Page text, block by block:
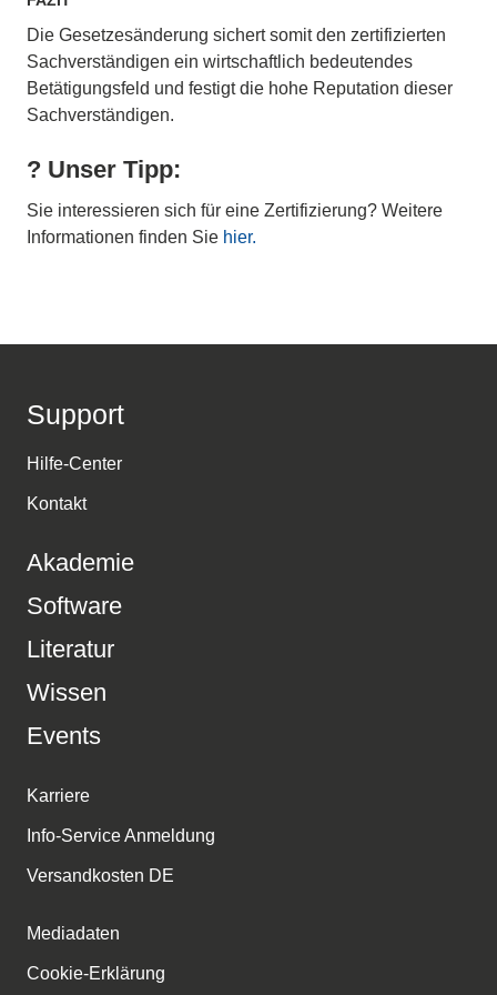
Die Gesetzesänderung sichert somit den zertifizierten
Sachverständigen ein wirtschaftlich bedeutendes
Betätigungsfeld und festigt die hohe Reputation dieser
Sachverständigen.
? Unser Tipp:
Sie interessieren sich für eine Zertifizierung? Weitere
Informationen finden Sie hier.
Support
Hilfe-Center
Kontakt
Akademie
Software
Literatur
Wissen
Events
Karriere
Info-Service Anmeldung
Versandkosten DE
Mediadaten
Cookie-Erklärung